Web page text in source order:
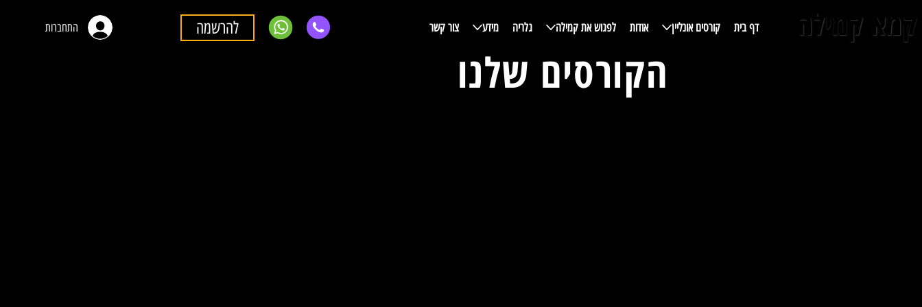
דף בית קורסים אונליין אודות לפגוש את קמילה גלריה מידע צור קשר קמא קמילה התחברות להרשמה
הקורסים שלנו